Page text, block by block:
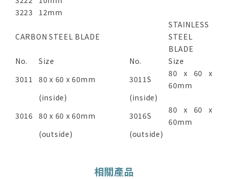
3223
12mm
CARBON STEEL BLADE
STAINLESS
STEEL
BLADE
No.
Size No.
Size
3011
80 x 60 x 60mm 3011S
80 x 60 x
60mm
(inside)
(inside)
3016
80 x 60 x 60mm 3016S
80 x 60 x
60mm
(outside)
(outside)
相關產品